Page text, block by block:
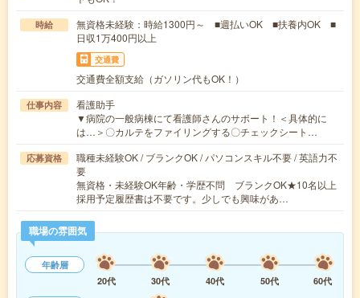
時給
無資格未経験：時給1300円～ ■週払いOK ■扶養内OK ■
日収1万400円以上
交通費
交通費全額支給（ガソリン代もOK！）
仕事内容
看護助手
▼病院の一般病棟にて看護師さんのサポート！＜具体的に
は…＞〇カルテをファイリングする〇チェックシート…
応募資格
職種未経験OK / ブランクOK / パソコンスキル不要 / 英語力不
要
無資格・未経験OK年齢・学歴不問 ブランクOK★10名以上
採用予定履歴書は不要です。少しでも興味があ…
職場の雰囲気
年齢層
20代
30代 40代 50代
60代